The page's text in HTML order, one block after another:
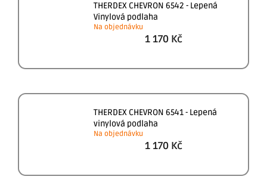
THERDEX CHEVRON 6542 - Lepená
Vinylová podlaha
Na objednávku
1 170 Kč
THERDEX CHEVRON 6541 - Lepená
vinylová podlaha
Na objednávku
1 170 Kč